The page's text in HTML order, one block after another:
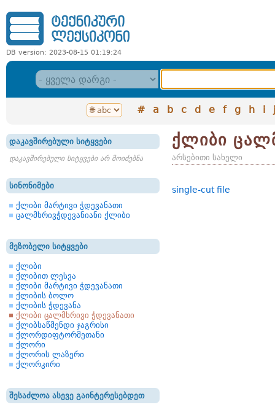
DB version: 2023-08-15 01:19:24
# a b c d e f g h i j
დაკავშირებული სიტყვები
დაკავშირებული სიტყვები არ მოიძებნა
სინონიმები
ქლიბი მარტივი ჭდევანათი
ცალმხრივჭდევანიანი ქლიბი
მეზობელი სიტყვები
ქლიბი
ქლიბით ლესვა
ქლიბი მარტივი ჭდევანათი
ქლიბის ბოლო
ქლიბის ჭდევანა
ქლიბი ცალმხრივი ჭდევანათი
ქლიბსაწმენდი ჯაგრისი
ქლორდიფტორმეთანი
ქლორი
ქლორის ლაზერი
ქლორკირი
შესაძლოა ასევე გაინტერესებდეთ
ქლიბი
არსებითი სახელი
single-cut file